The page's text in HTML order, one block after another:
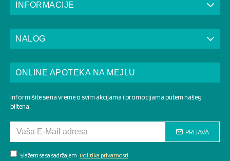
INFORMACIJE
NALOG
ONLINE APOTEKA NA MEJLU
Informišite se na vreme o svim akcijama i promocijama putem našeg
biltena.
PRIJAVA
Slažem se sa sadržajem Politika privatnosti